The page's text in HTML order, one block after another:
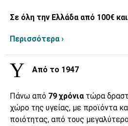
Σε όλη την Ελλάδα από 100€
Περισσότερα ›
Από το 1947
Πάνω από 79 χρόνια τώρα
χώρο της υγείας, με προϊόντα
ποιότητας, από τους